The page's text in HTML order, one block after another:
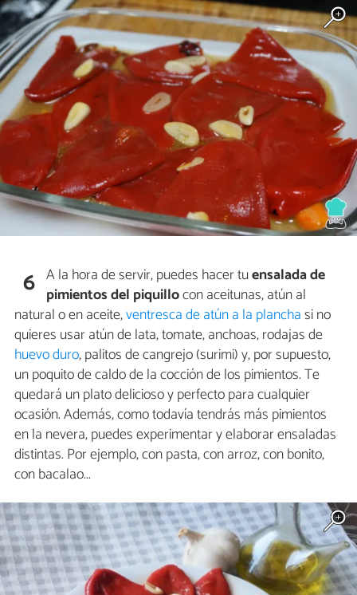
6 A la hora de servir, puedes hacer tuensalada de
pimientos del piquillocon aceitunas, atún al
natural o en aceite,ventresca de atún a la planchasi no
quieres usar atún de lata, tomate, anchoas, rodajas de
huevo duro, palitos de cangrejo (surimi) y, por supuesto,
un poquito de caldo de la cocción de los pimientos. Te
quedará un plato delicioso y perfecto para cualquier
ocasión. Además, como todavía tendrás más pimientos
en la nevera, puedes experimentar y elaborar ensaladas
distintas. Por ejemplo, con pasta, con arroz, con bonito,
con bacalao...